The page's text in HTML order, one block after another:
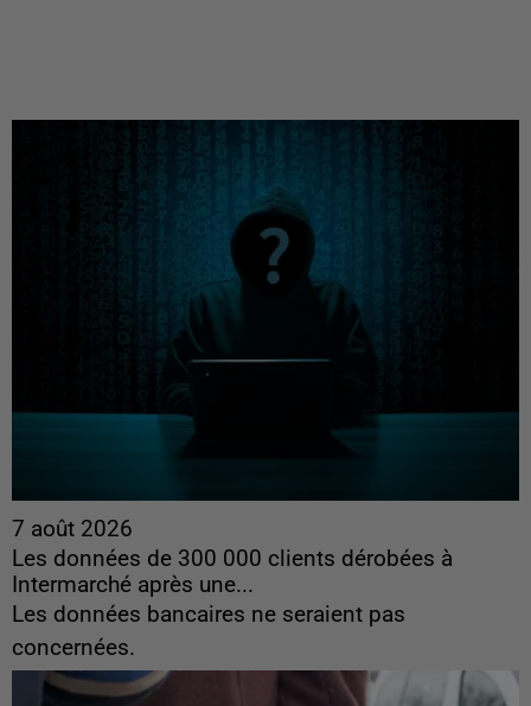
7 août 2026
Les données de 300 000 clients dérobées à
Intermarché après une...
Les données bancaires ne seraient pas
concernées.